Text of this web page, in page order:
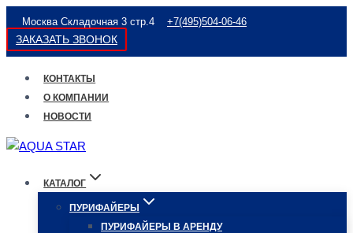
Перейти
к
содержимому
Москва Складочная 3 стр.4 +7(495)504-06-46
ЗАКАЗАТЬ ЗВОНОК
КОНТАКТЫ
О КОМПАНИИ
НОВОСТИ
КАТАЛОГ
ПУРИФАЙЕРЫ
ПУРИФАЙЕРЫ В АРЕНДУ